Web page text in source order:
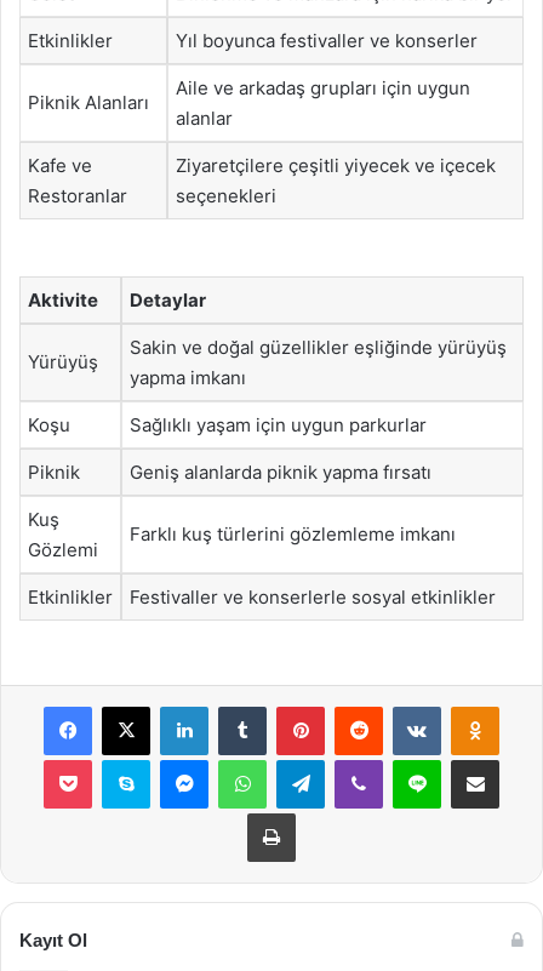
Etkinlikler Yıl boyunca festivaller ve konserler
Piknik Alanları
Aile ve arkadaş grupları için uygun
alanlar
Kafe ve
Restoranlar
Ziyaretçilere çeşitli yiyecek ve içecek
seçenekleri
Aktivite Detaylar
Yürüyüş
Sakin ve doğal güzellikler eşliğinde yürüyüş
yapma imkanı
Koşu Sağlıklı yaşam için uygun parkurlar
Piknik Geniş alanlarda piknik yapma fırsatı
Kuş
Gözlemi
Farklı kuş türlerini gözlemleme imkanı
Etkinlikler Festivaller ve konserlerle sosyal etkinlikler
Facebook
X LinkedInTumblr PinterestReddit VKontakte
Pocket Skype MessengerWhatsAppTelegramViber Line E-Posta ile
Yazdır
Kayıt Ol